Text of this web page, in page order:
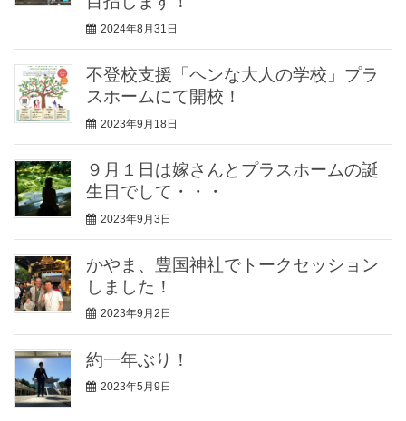
2024年8月31日
不登校支援「ヘンな大人の学校」プラ
スホームにて開校！
2023年9月18日
９月１日は嫁さんとプラスホームの誕
生日でして・・・
2023年9月3日
かやま、豊国神社でトークセッション
しました！
2023年9月2日
約一年ぶり！
2023年5月9日